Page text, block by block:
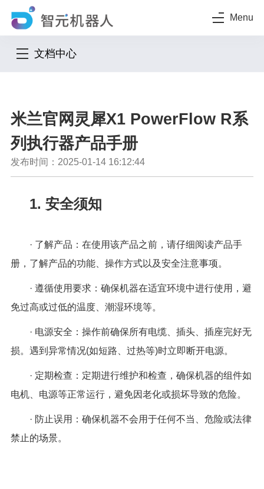
Menu
文档中心
米兰官网灵犀X1 PowerFlow R系
列执行器产品手册
发布时间：2025-01-14 16:12:44
1. 安全须知
· 了解产品：在使用该产品之前，请仔细阅读产品手
册，了解产品的功能、操作方式以及安全注意事项。
· 遵循使用要求：确保机器在适宜环境中进行使用，避
免过高或过低的温度、潮湿环境等。
· 电源安全：操作前确保所有电缆、插头、插座完好无
损。遇到异常情况(如短路、过热等)时立即断开电源。
· 定期检查：定期进行维护和检查，确保机器的组件如
电机、电源等正常运行，避免因老化或损坏导致的危险。
· 防止误用：确保机器不会用于任何不当、危险或法律
禁止的场景。